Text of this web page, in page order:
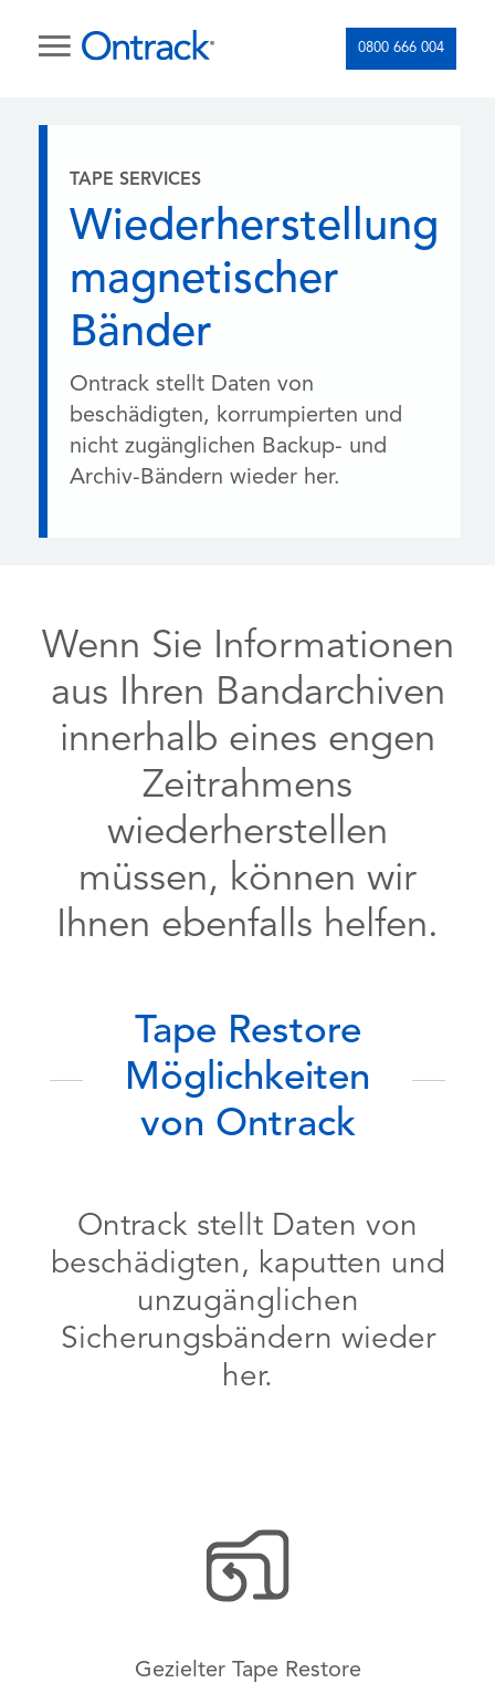
0800 666 004
TAPE SERVICES
Wiederherstellung
magnetischer
Bänder
Ontrack stellt Daten von
beschädigten, korrumpierten und
nicht zugänglichen Backup- und
Archiv-Bändern wieder her.
Wenn Sie Informationen
aus Ihren Bandarchiven
innerhalb eines engen
Zeitrahmens
wiederherstellen
müssen, können wir
Ihnen ebenfalls helfen.
Tape Restore
Möglichkeiten
von Ontrack
Ontrack stellt Daten von
beschädigten, kaputten und
unzugänglichen
Sicherungsbändern wieder
her.
Gezielter Tape Restore